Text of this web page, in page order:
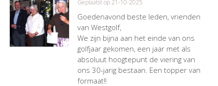
Geplaatst op 21-10-2025
Goedenavond beste leden, vrienden
van Westgolf,
We zijn bijna aan het einde van ons
golfjaar gekomen, een jaar met als
absoluut hoogtepunt de viering van
ons 30-jarig bestaan. Een topper van
formaat!!